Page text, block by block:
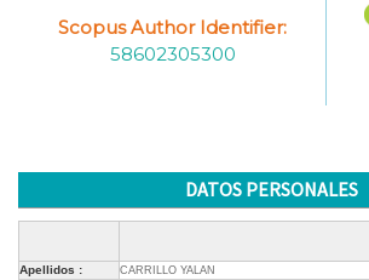
Scopus Author Identifier:
58602305300
DATOS PERSONALES
Apellidos : CARRILLO YALAN